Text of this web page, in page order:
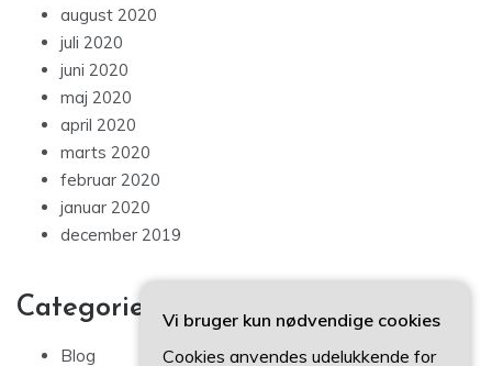
august 2020
juli 2020
juni 2020
maj 2020
april 2020
marts 2020
februar 2020
januar 2020
december 2019
Categories
Blog
Vi bruger kun nødvendige cookies
Cookies anvendes udelukkende for